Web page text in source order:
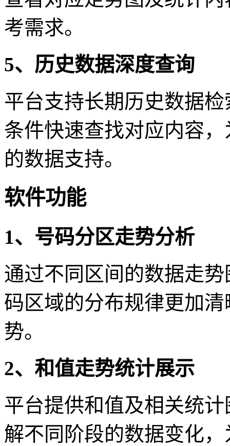
考需求。
5、历史数据深度查询
平台支持长期历史数据
条件快速查找对应内容
的数据支持。
软件功能
1、号码分区走势分析
通过不同区间的数据走
码区域的分布规律更加
势。
2、和值走势统计展示
平台提供和值及相关统
解不同阶段的数据变化